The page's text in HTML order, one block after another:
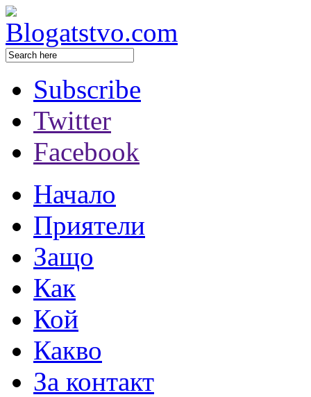
Subscribe
Twitter
Facebook
Начало
Приятели
Защо
Как
Кой
Какво
За контакт